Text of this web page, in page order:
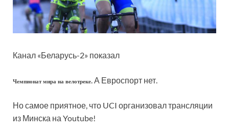
Канал «Беларусь-2» показал
Чемпионат мира на велотреке. А Евроспорт нет.
Но самое приятное, что UCI организовал трансляции
из Минска на Youtube!